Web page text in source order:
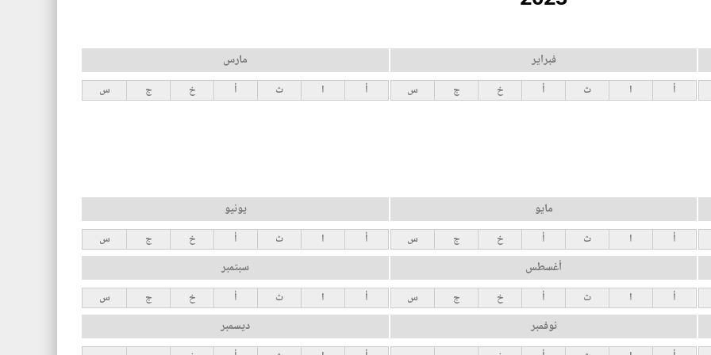
فبراير
أ ا ث أ خ ج س
مارس
أ ا ث أ خ ج س
مايو
أ ا ث أ خ ج س
يونيو
أ ا ث أ خ ج س
أغسطس
أ ا ث أ خ ج س
سبتمبر
أ ا ث أ خ ج س
نوفمبر ديسمبر